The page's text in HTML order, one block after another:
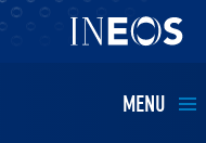
MENU